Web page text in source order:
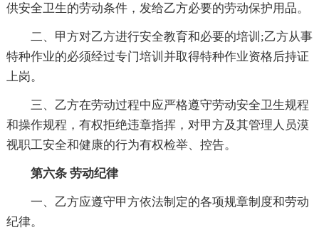
供安全卫生的劳动条件，发给乙方必要的劳动保护用品。
二、甲方对乙方进行安全教育和必要的培训;乙方从事
特种作业的必须经过专门培训并取得特种作业资格后持证
上岗。
三、乙方在劳动过程中应严格遵守劳动安全卫生规程
和操作规程，有权拒绝违章指挥，对甲方及其管理人员漠
视职工安全和健康的行为有权检举、控告。
第六条 劳动纪律
一、乙方应遵守甲方依法制定的各项规章制度和劳动
纪律。